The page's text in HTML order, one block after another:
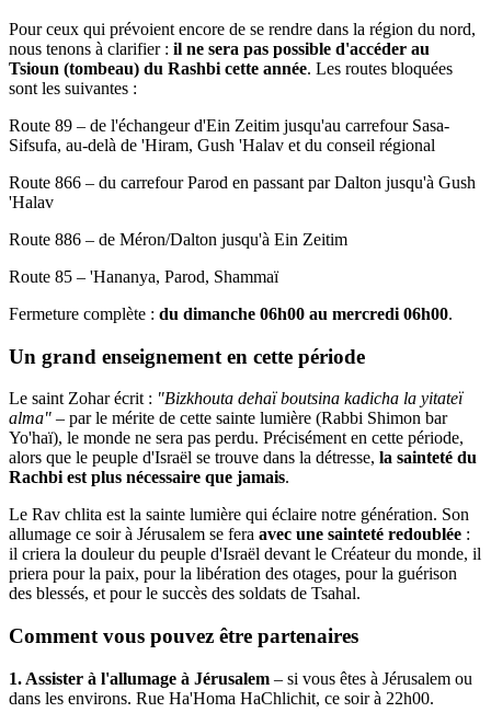
Pour ceux qui prévoient encore de se rendre dans la région du nord,
nous tenons à clarifier : il ne sera pas possible d'accéder au
Tsioun (tombeau) du Rashbi cette année. Les routes bloquées
sont les suivantes :
Route 89 – de l'échangeur d'Ein Zeitim jusqu'au carrefour Sasa-
Sifsufa, au-delà de 'Hiram, Gush 'Halav et du conseil régional
Route 866 – du carrefour Parod en passant par Dalton jusqu'à Gush
'Halav
Route 886 – de Méron/Dalton jusqu'à Ein Zeitim
Route 85 – 'Hananya, Parod, Shammaï
Fermeture complète : du dimanche 06h00 au mercredi 06h00.
Un grand enseignement en cette période
Le saint Zohar écrit : "Bizkhouta dehaï boutsina kadicha la yitateï
alma" – par le mérite de cette sainte lumière (Rabbi Shimon bar
Yo'haï), le monde ne sera pas perdu. Précisément en cette période,
alors que le peuple d'Israël se trouve dans la détresse, la sainteté du
Rachbi est plus nécessaire que jamais.
Le Rav chlita est la sainte lumière qui éclaire notre génération. Son
allumage ce soir à Jérusalem se fera avec une sainteté redoublée :
il criera la douleur du peuple d'Israël devant le Créateur du monde, il
priera pour la paix, pour la libération des otages, pour la guérison
des blessés, et pour le succès des soldats de Tsahal.
Comment vous pouvez être partenaires
1. Assister à l'allumage à Jérusalem – si vous êtes à Jérusalem ou
dans les environs. Rue Ha'Homa HaChlichit, ce soir à 22h00.